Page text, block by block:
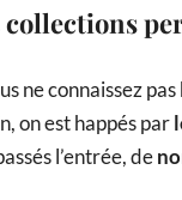
collections
ne connaissez pas
on est happés par
l’entrée, de